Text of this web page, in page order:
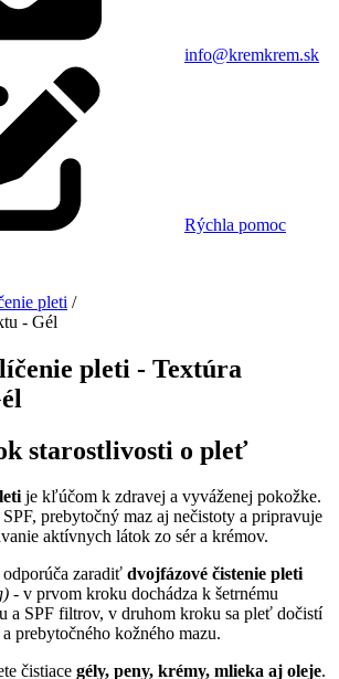
info@kremkrem.sk
Rýchla pomoc
pleti /
- Gél
pleti - Textúra
starostlivosti o pleť
je kľúčom k zdravej a vyváženej pokožke.
prebytočný maz aj nečistoty a pripravuje
aktívnych látok zo sér a krémov.
zaradiť dvojfázové čistenie pleti
- v prvom kroku dochádza k šetrnému
a SPF filtrov, v druhom kroku sa pleť dočistí
prebytočného kožného mazu.
čistiace gély, peny, krémy, mlieka aj oleje.